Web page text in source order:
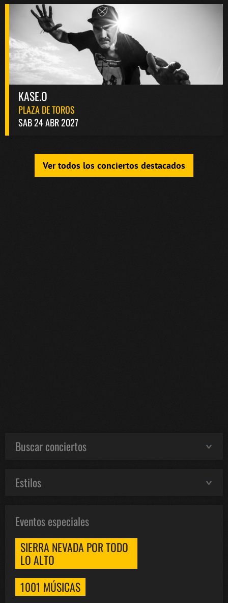
KASE.O
PLAZA DE TOROS
SAB 24 ABR 2027
Ver todos los conciertos destacados
Buscar conciertos
Estilos
Eventos especiales
SIERRA NEVADA POR TODO
LO ALTO
1001 MÚSICAS